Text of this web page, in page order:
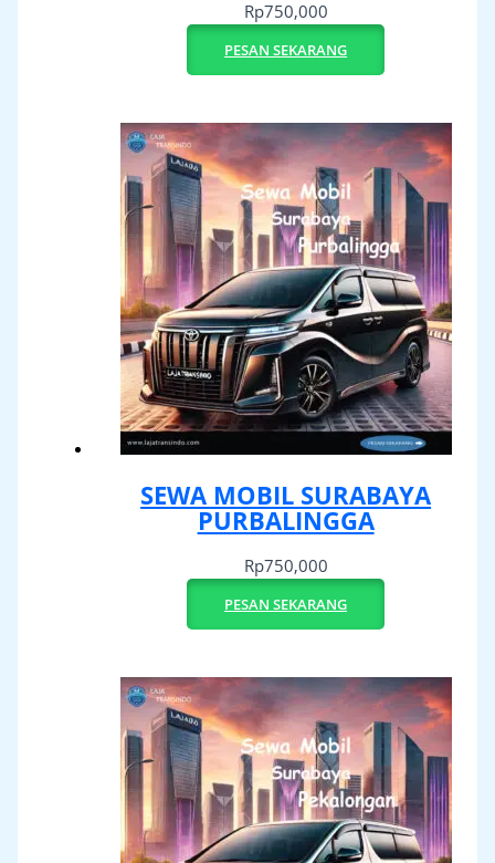
Rp750,000
PESAN SEKARANG
SEWA MOBIL SURABAYA
PURBALINGGA
Rp750,000
PESAN SEKARANG